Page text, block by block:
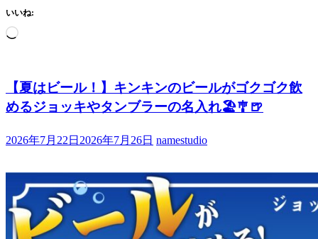
いいね:
読
中…
【夏はビール！】キンキンのビールがゴクゴク飲
めるジョッキやタンブラーの名入れ🏖️🎐🍺
2026年7月22日 2026年7月26日 namestudio